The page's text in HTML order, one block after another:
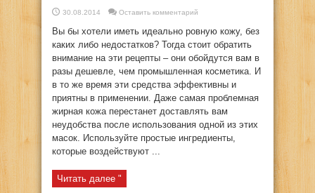
30.08.2014 Оставить комментарий
Вы бы хотели иметь идеально ровную кожу, без
каких либо недостатков? Тогда стоит обратить
внимание на эти рецепты – они обойдутся вам в
разы дешевле, чем промышленная косметика. И
в то же время эти средства эффективны и
приятны в применении. Даже самая проблемная
жирная кожа перестанет доставлять вам
неудобства после использования одной из этих
масок. Используйте простые ингредиенты,
которые воздействуют ...
Читать далее "